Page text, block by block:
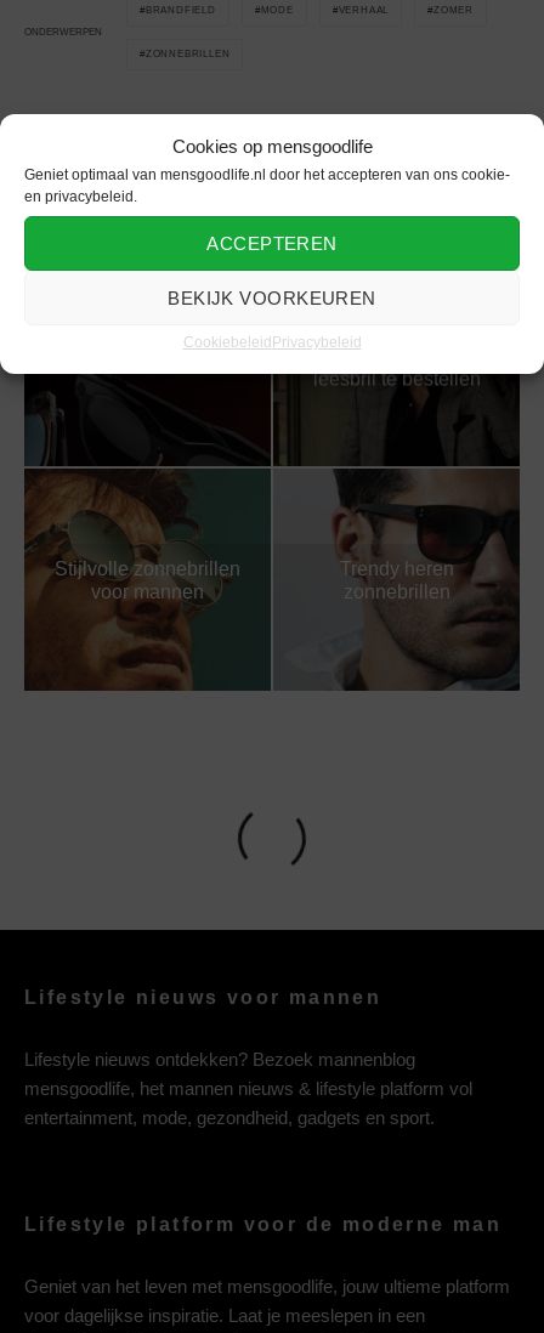
Cookies op mensgoodlife
Geniet optimaal van mensgoodlife.nl door het accepteren van ons cookie-
en privacybeleid.
ACCEPTEREN
BEKIJK VOORKEUREN
Cookiebeleid Privacybeleid
ONDERWERPEN
BRANDFIELD MODE VERHAAL ZOMER
ZONNEBRILLEN
Gerelateerd
Wat kun je allemaal
Handige tips in je
zoektocht om een
leesbril te bestellen
Stijlvolle zonnebrillen
voor mannen
Trendy heren
zonnebrillen
Lifestyle nieuws voor mannen
Lifestyle nieuws ontdekken? Bezoek mannenblog
mensgoodlife, het mannen nieuws & lifestyle platform vol
entertainment, mode, gezondheid, gadgets en sport.
Lifestyle platform voor de moderne man
Geniet van het leven met mensgoodlife, jouw ultieme platform
voor dagelijkse inspiratie. Laat je meeslepen in een